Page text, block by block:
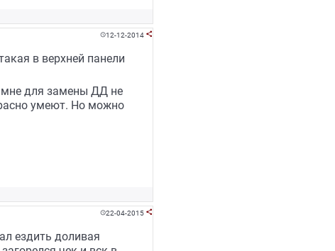
12-12-2014 
в верхней панели
мне для замены ДД не
умеют. Но можно
22-04-2015 
ездить доливая